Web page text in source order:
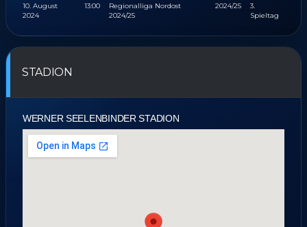
10. August
2024
13:00
Regionalliga Nordost
2024/25
2024/25
3.
Spieltag
STADION
WERNER SEELENBINDER STADION